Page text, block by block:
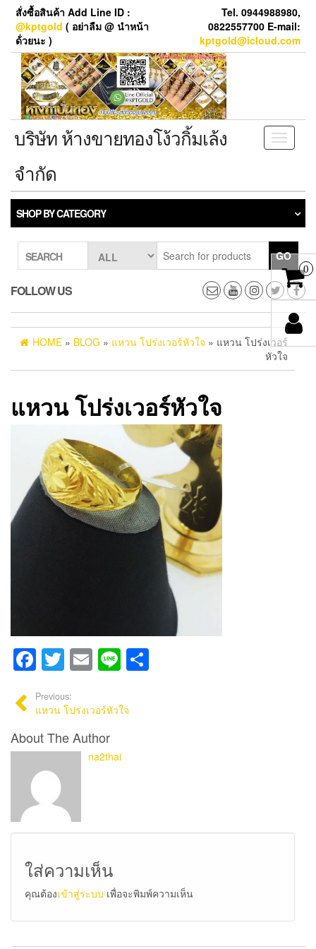
Skip
content
สั่งซื้อสินค้า Add Line ID :
@kptgold ( อย่าลืม @ นำหน้า
ด้่วยนะ )
Tel. 0944988980,
0822557700 E-mail:
kptgold@icloud.com
Toggle
บริษัท ห้างขายทองโง้วกิ้มเล้ง
จำกัด
SHOP BY CATEGORY
SEARCH GO
FOLLOW US
HOME » BLOG » แหวน โปร่งเวอร์หัวใจ » แหวน โปร่งเวอร์
หัวใจ
แหวน โปร่งเวอร์หัวใจ
Facebook
Twitter
Email
Line
Previous:
แหวน โปร่งเวอร์หัวใจ
About The Author
na2thai
ใส่ความเห็น
คุณต้องเข้าสู่ระบบ เพื่อจะพิมพ์ความเห็น
0